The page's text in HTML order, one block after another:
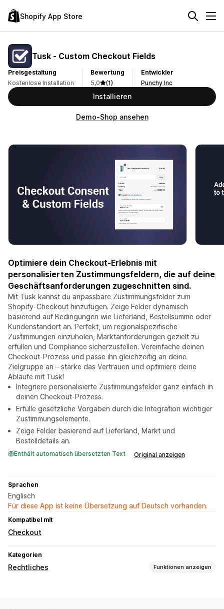
Shopify App Store
Tusk ‑ Custom Checkout Fields
Preisgestaltung
Kostenlose Installation
Bewertung
5,0
(1)
Entwickler
Punchy Inc
Installieren
Demo-Shop ansehen
Optimiere dein Checkout-Erlebnis mit
personalisierten Zustimmungsfeldern, die auf deine
Geschäftsanforderungen zugeschnitten sind.
Mit Tusk kannst du anpassbare Zustimmungsfelder zum
Shopify-Checkout hinzufügen. Zeige Felder dynamisch
basierend auf Bedingungen wie Lieferland, Bestellsumme oder
Kundenstandort an. Perfekt, um regionalspezifische
Zustimmungen einzuholen, Marktanforderungen gezielt zu
erfüllen und Compliance sicherzustellen. Vereinfache deinen
Checkout-Prozess und passe ihn gleichzeitig an deine
Zielgruppe an – stärke das Vertrauen und optimiere deine
Abläufe mit Tusk!
Integriere personalisierte Zustimmungsfelder ganz einfach in
deinen Checkout-Prozess.
Erfülle gesetzliche Vorgaben durch die Integration wichtiger
Zustimmungselemente.
Zeige Felder basierend auf Lieferland, Markt und
Bestelldetails an.
Enthält automatisch übersetzten Text Original anzeigen
Sprachen
Englisch
Für diese App ist keine Übersetzung auf Deutsch vorhanden.
Kompatibel mit
Checkout
Kategorien
Rechtliches Funktionen anzeigen